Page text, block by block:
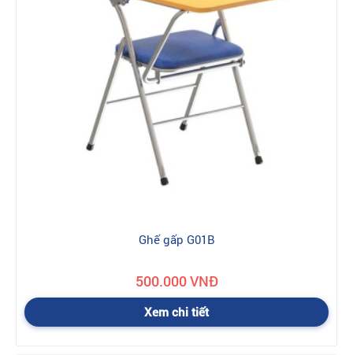
Ghế gấp G01B
500.000 VNĐ
Xem chi tiết